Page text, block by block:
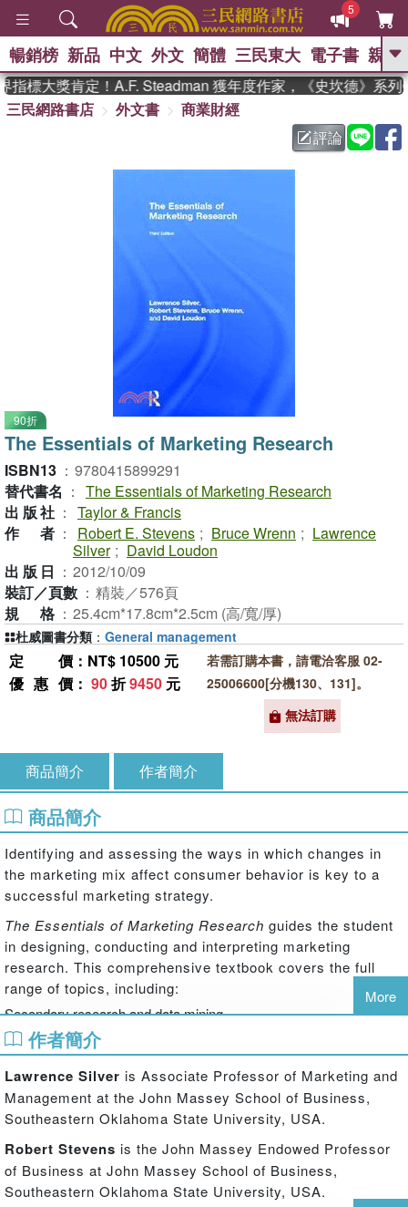
5
GO
熱搜： 東野圭吾
父親節 、 如果歷
暑期推薦 、 國際布克
獎 臺灣漫遊錄 、 方念華
偉大的迷走神經
暢銷榜 新品 中文 外文 簡體 三民東大 電子書 親子
標大獎肯定！A.F. Steadman 獲年度作家，《史坎德》系列
三民網路書店
外文書
商業財經
評論
90折
The Essentials of Marketing Research
ISBN13 ： 9780415899291
替代書名 ： The Essentials of Marketing Research
出版社 ： Taylor & Francis
作者 ： Robert E. Stevens ; Bruce Wrenn ; Lawrence
Silver ; David Loudon
出版日 ： 2012/10/09
裝訂／頁數 ： 精裝／576頁
規格 ： 25.4cm*17.8cm*2.5cm (高/寬/厚)
定價 ：NT$ 10500 元
優惠價 ： 90折9450 元
若需訂購本書，請電洽客服 02-
25006600[分機130、131]。
無法訂購
杜威圖書分類 ： General management
商品簡介 作者簡介
商品簡介
Identifying and assessing the ways in which changes in
the marketing mix affect consumer behavior is key to a
successful marketing strategy.
The Essentials of Marketing Research guides the student
in designing, conducting and interpreting marketing
research. This comprehensive textbook covers the full
range of topics, including:
Secondary research and data mining
Internet marketing research
Qualitative and exploratory research
Statistical analysis
Marketing research ethics
With learning objectives at the beginning of each chapter,
a host of cases and a comprehensive companion website,
this book offers a range of tools to help students develop
and test their research and analytical skills.
More
作者簡介
Lawrence Silver is Associate Professor of Marketing and
Management at the John Massey School of Business,
Southeastern Oklahoma State University, USA.
Robert Stevens is the John Massey Endowed Professor
of Business at John Massey School of Business,
Southeastern Oklahoma State University, USA.